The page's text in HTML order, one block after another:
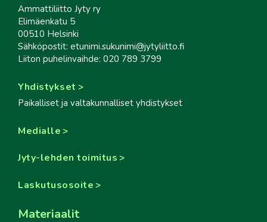
Ammattiliitto Jyty ry
Elimäenkatu 5
00510 Helsinki
Sähköpostit: etunimi.sukunimi@jytyliitto.fi
Liiton puhelinvaihde: 020 789 3799
Yhdistykset
Paikalliset ja valtakunnalliset yhdistykset
Medialle
Jyty-lehden toimitus
Laskutusosoite
Materiaalit